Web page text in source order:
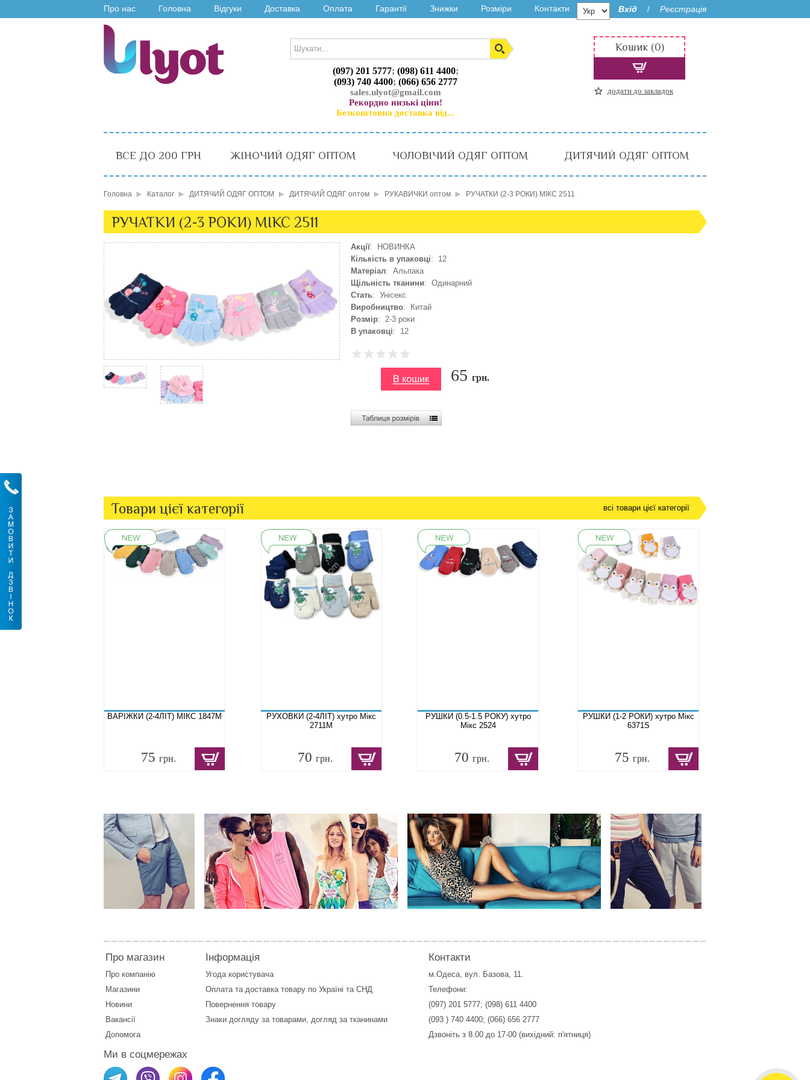
Про нас Головна Відгуки Доставка Оплата Гарантії Знижки Розміри Контакти Вхід / Реєстрація
(097) 201 5777; (098) 611 4400;
(093) 740 4400; (066) 656 2777
sales.ulyot@gmail.com
Рекордно низькі ціни!
Безкоштовна доставка від...
Кошик (0)
додати до закладок
ВСЕ ДО 200 ГРН ЖІНОЧИЙ ОДЯГ ОПТОМ ЧОЛОВІЧИЙ ОДЯГ ОПТОМ ДИТЯЧИЙ ОДЯГ ОПТОМ
Головна Каталог ДИТЯЧИЙ ОДЯГ ОПТОМ ДИТЯЧИЙ ОДЯГ оптом РУКАВИЧКИ оптом РУЧАТКИ (2-3 РОКИ) МІКС 2511
РУЧАТКИ (2-3 РОКИ) МІКС 2511
Акції: НОВИНКА
Кількість в упаковці: 12
Матеріал: Альпака
Щільність тканини: Одинарний
Стать: Унісекс
Виробництво: Китай
Розмір: 2-3 роки
В упаковці: 12
65 грн.
Товари цієї категорії всі товари цієї категорії
ВАРІЖКИ (2-4ЛІТ) МІКС 1847M
75 грн.
РУХОВКИ (2-4ЛІТ) хутро Мікс
2711M
70 грн.
РУШКИ (0.5-1.5 РОКУ) хутро
Мікс 2524
70 грн.
РУШКИ (1-2 РОКИ) хутро Мікс
6371S
75 грн.
Про магазин
Про компанію
Магазини
Новини
Вакансії
Допомога
Інформація
Угода користувача
Оплата та доставка товару по Україні та СНД
Повернення товару
Знаки догляду за товарами, догляд за тканинами
Контакти
м.Одеса, вул. Базова, 11.
Телефони:
(097) 201 5777; (098) 611 4400
(093 ) 740 4400; (066) 656 2777
Дзвоніть з 8.00 до 17-00 (вихідний: п'ятниця)
Ми в соцмережах